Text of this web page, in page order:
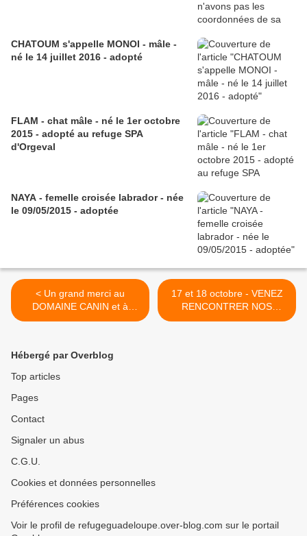
CHATOUM s'appelle MONOI - mâle -
né le 14 juillet 2016 - adopté
FLAM - chat mâle - né le 1er octobre
2015 - adopté au refuge SPA
d'Orgeval
NAYA - femelle croisée labrador - née
le 09/05/2015 - adoptée
< Un grand merci au
DOMAINE CANIN et à
Monsieur Bricolage Abymes
17 et 18 octobre - VENEZ
RENCONTRER NOS
NOUVEAUX PETITS
Hébergé par Overblog
Top articles
Pages
Contact
Signaler un abus
C.G.U.
Cookies et données personnelles
Préférences cookies
Voir le profil de refugeguadeloupe.over-blog.com sur le portail